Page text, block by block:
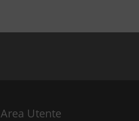
Area Utente